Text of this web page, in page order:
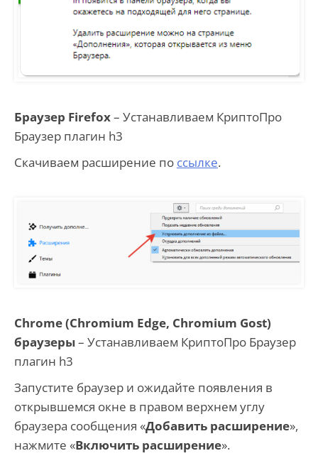
Браузер Firefox– Устанавливаем КриптоПро
Браузер плагин h3
Скачиваем расширение по ссылке.
Chrome (Chromium Edge, Chromium Gost)
браузеры– Устанавливаем КриптоПро Браузер
плагин h3
Запустите браузер и ожидайте появления в
открывшемся окне в правом верхнем углу
браузера сообщения «Добавить расширение»,
нажмите «Включить расширение».